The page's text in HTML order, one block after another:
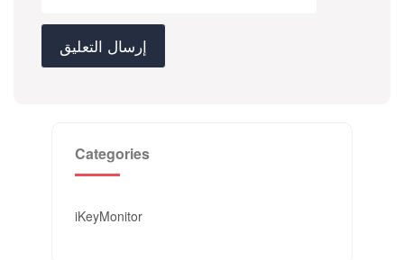
Categories
iKeyMonitor